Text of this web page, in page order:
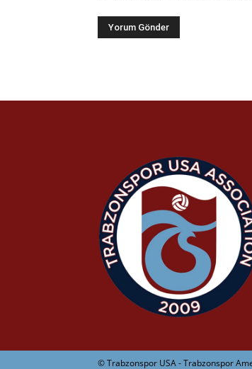
© Trabzonspor USA - Trabzonspor